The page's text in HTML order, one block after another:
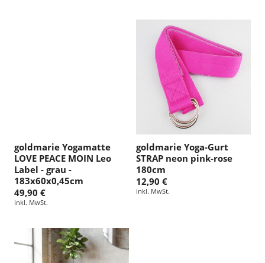
goldmarie Yogamatte
LOVE PEACE MOIN Leo
Label - grau -
183x60x0,45cm
49,90 €
inkl. MwSt.
goldmarie Yoga-Gurt
STRAP neon pink-rose
180cm
12,90 €
inkl. MwSt.